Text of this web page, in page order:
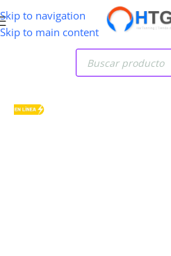
Skip to navigation
Skip to main content